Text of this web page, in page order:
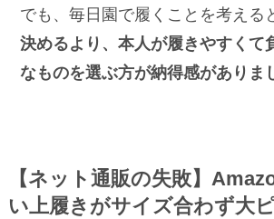
でも、毎日園で履くことを考える
決めるより、本人が履きやすくて
なものを選ぶ方が納得感がありま
【ネット通販の失敗】
い上履きがサイズ合わず大